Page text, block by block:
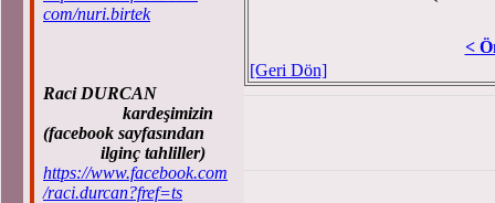
com/nuri.birtek
Raci DURCAN
kardeşimizin
(facebook sayfasından
ilginç tahliller)
https://www.facebook.com
/raci.durcan?fref=ts
<
[Geri Dön]